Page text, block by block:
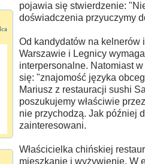
pojawia się stwierdzenie:
doświadczenia przyuczymy
Od kandydatów na kelnerów
Warszawie i Legnicy
interpersonalne. Natomiast
się: "znajomość języka
Mariusz z restauracji sushi
poszukujemy właściwie
nie przychodzą. Jak później
zainteresowani.
Właścicielka chińskiej
mieszkanie i wyżywienie. W